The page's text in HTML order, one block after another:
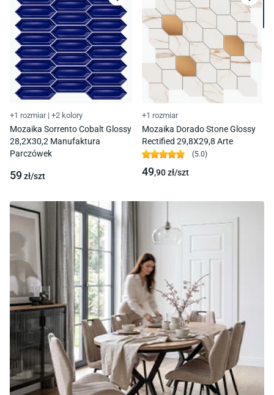
+1 rozmiar | +2 kolory
Mozaika Sorrento Cobalt Glossy
28,2X30,2 Manufaktura
Parczówek
59zł/szt
+1 rozmiar
Mozaika Dorado Stone Glossy
Rectified 29,8X29,8 Arte
(5.0)
49,90zł/szt